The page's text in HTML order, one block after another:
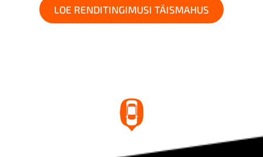
LOE RENDITINGIMUSI TÄISMAHUS
Asukoht